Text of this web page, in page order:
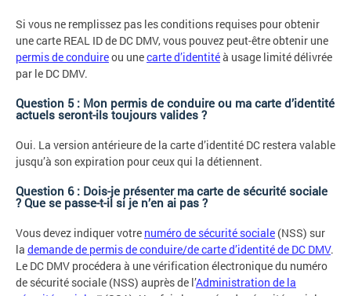
Si vous ne remplissez pas les conditions requises pour obtenir
une carte REAL ID de DC DMV, vous pouvez peut-être obtenir une
permis de conduireou unecarte d’identitéà usage limité délivrée
par le DC DMV.
Question 5 : Mon permis de conduire ou ma carte d’identité
actuels seront-ils toujours valides ?
Oui. La version antérieure de la carte d’identité DC restera valable
jusqu’à son expiration pour ceux qui la détiennent.
Question 6 : Dois-je présenter ma carte de sécurité sociale
? Que se passe-t-il si je n’en ai pas ?
Vous devez indiquer votre numéro de sécurité sociale (NSS) sur
la demande de permis de conduire/de carte d’identité de DC DMV.
Le DC DMV procédera à une vérification électronique du numéro
de sécurité sociale (NSS) auprès de l’Administration de la